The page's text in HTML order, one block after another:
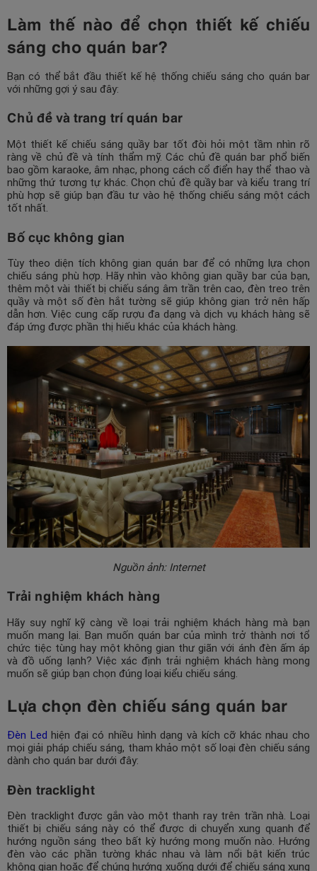
Làm thế nào để chọn thiết kế chiếu
sáng cho quán bar?
Bạn có thể bắt đầu thiết kế hệ thống chiếu sáng cho quán bar
với những gợi ý sau đây:
Chủ đề và trang trí quán bar
Một thiết kế chiếu sáng quầy bar tốt đòi hỏi một tầm nhìn rõ
ràng về chủ đề và tính thẩm mỹ. Các chủ đề quán bar phổ biến
bao gồm karaoke, âm nhạc, phong cách cổ điển hay thể thao và
những thứ tương tự khác. Chọn chủ đề quầy bar và kiểu trang trí
phù hợp sẽ giúp bạn đầu tư vào hệ thống chiếu sáng một cách
tốt nhất.
Bố cục không gian
Tùy theo diện tích không gian quán bar để có những lựa chọn
chiếu sáng phù hợp. Hãy nhìn vào không gian quầy bar của bạn,
thêm một vài thiết bị chiếu sáng âm trần trên cao, đèn treo trên
quầy và một số đèn hắt tường sẽ giúp không gian trở nên hấp
dẫn hơn. Việc cung cấp rượu đa dạng và dịch vụ khách hàng sẽ
đáp ứng được phần thị hiếu khác của khách hàng.
Nguồn ảnh: Internet
Trải nghiệm khách hàng
Hãy suy nghĩ kỹ càng về loại trải nghiệm khách hàng mà bạn
muốn mang lại. Bạn muốn quán bar của mình trở thành nơi tổ
chức tiệc tùng hay một không gian thư giãn với ánh đèn ấm áp
và đồ uống lạnh? Việc xác định trải nghiệm khách hàng mong
muốn sẽ giúp bạn chọn đúng loại kiểu chiếu sáng.
Lựa chọn đèn chiếu sáng quán bar
Đèn Ledhiện đại có nhiều hình dạng và kích cỡ khác nhau cho
mọi giải pháp chiếu sáng, tham khảo một số loại đèn chiếu sáng
dành cho quán bar dưới đây:
Đèn tracklight
Đèn tracklight được gắn vào một thanh ray trên trần nhà. Loại
thiết bị chiếu sáng này có thể được di chuyển xung quanh để
hướng nguồn sáng theo bất kỳ hướng mong muốn nào. Hướng
đèn vào các phần tường khác nhau và làm nổi bật kiến ​​trúc
không gian hoặc để chúng hướng xuống dưới để chiếu sáng xung